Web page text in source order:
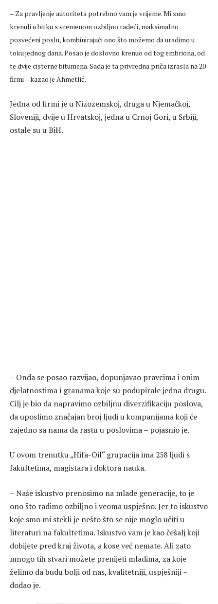
– Za pravljenje autoriteta potrebno vam je vrijeme. Mi smo
krenuli u bitku s vremenom ozbiljno radeći, maksimalno
posvećeni poslu, kombinirajući ono što možemo da uradimo u
toku jednog dana. Posao je doslovno krenuo od tog embriona, od
te dvije cisterne bitumena. Sada je ta privredna priča izrasla na 20
firmi – kazao je Ahmetlić.
Jedna od firmi je u Nizozemskoj, druga u Njemačkoj,
Sloveniji, dvije u Hrvatskoj, jedna u Crnoj Gori, u Srbiji,
ostale su u BiH.
– Onda se posao razvijao, dopunjavao pravcima i onim
djelatnostima i granama koje su podupirale jedna drugu.
Cilj je bio da napravimo ozbiljnu diverzifikaciju poslova,
da uposlimo značajan broj ljudi u kompanijama koji će
zajedno sa nama da rastu u poslovima – pojasnio je.
U ovom trenutku „Hifa-Oil“ grupacija ima 258 ljudi s
fakultetima, magistara i doktora nauka.
– Naše iskustvo prenosimo na mlade generacije, to je
ono što radimo ozbiljno i veoma uspješno. Jer to iskustvo
koje smo mi stekli je nešto što se nije moglo učiti u
literaturi na fakultetima. Iskustvo vam je kao češalj koji
dobijete pred kraj života, a kose već nemate. Ali zato
mnogo tih stvari možete prenijeti mladima, za koje
želimo da budu bolji od nas, kvalitetniji, uspješniji –
dodao je.